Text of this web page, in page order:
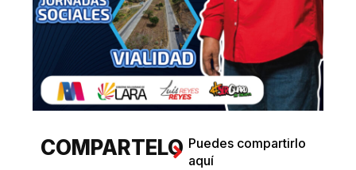
COMPARTELO Puedes compartirlo
aquí